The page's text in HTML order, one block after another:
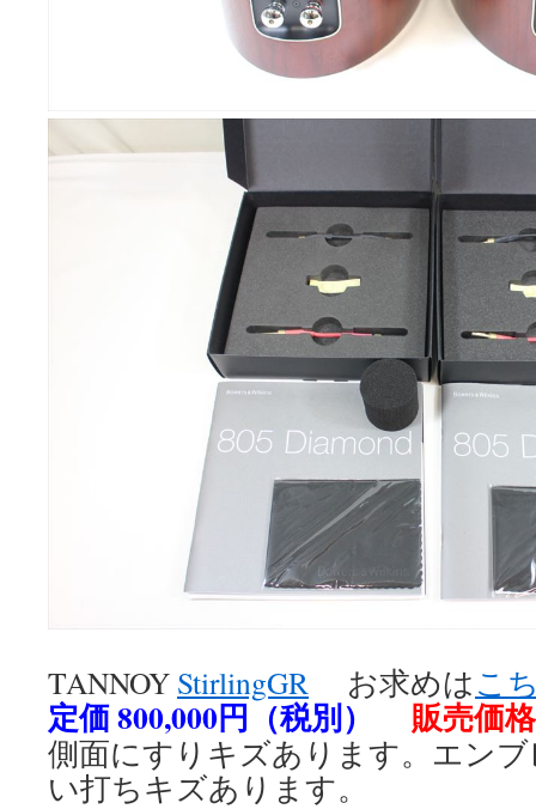
TANNOY StirlingGR お求めはこ
定価 800,000円（税別） 販売価
側面にすりキズあります。エン
い打ちキズあります。